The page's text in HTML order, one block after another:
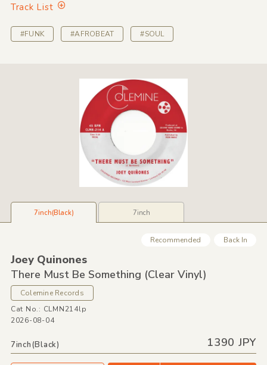
Track List
#FUNK #AFROBEAT #SOUL
7inch(Black) 7inch
Recommended Back In
Joey Quinones
There Must Be Something (Clear Vinyl)
Colemine Records
Cat No.: CLMN214lp
2026-08-04
7inch(Black) 1390 JPY